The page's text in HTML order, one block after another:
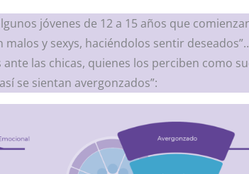
jóvenes de 12 a 15 años que
y sexys, haciéndolos sentir
las chicas, quienes los perciben como
se sientan avergonzados”: